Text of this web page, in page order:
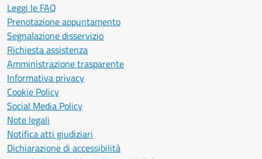
Leggi le FAQ
Prenotazione appuntamento
Segnalazione disservizio
Richiesta assistenza
Amministrazione trasparente
Informativa privacy
Cookie Policy
Social Media Policy
Note legali
Notifica atti giudiziari
Dichiarazione di accessibilità